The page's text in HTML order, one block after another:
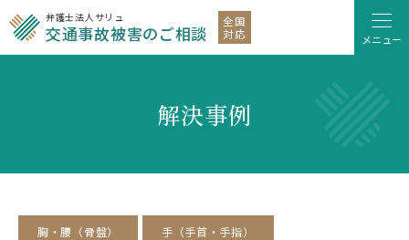
弁護士法人サリュ
交通事故被害のご相談
全国
対応
メニュー
解決事例
胸・腰（骨盤） 手（手首・手指）